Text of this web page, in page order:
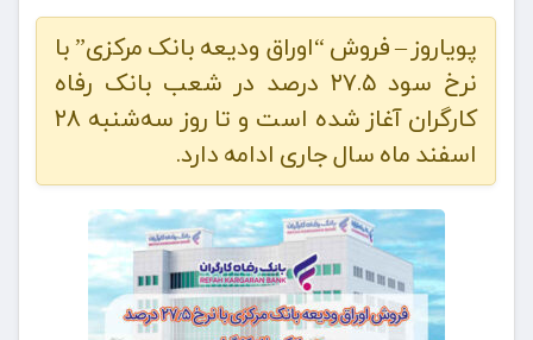
پویاروز – فروش “اوراق ودیعه بانک مرکزی” با
نرخ سود ۲۷.۵ درصد در شعب بانک رفاه
کارگران آغاز شده است و تا روز سه‌شنبه ۲۸
اسفند ماه سال جاری ادامه دارد.